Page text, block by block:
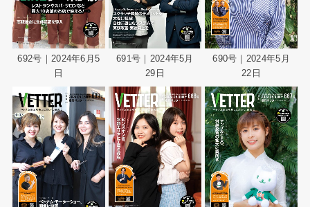
692号｜2024年6月5
日
691号｜2024年5月
29日
690号｜2024年5月
22日